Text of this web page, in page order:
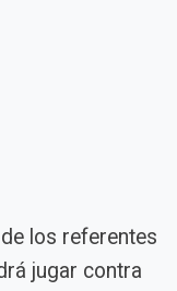
los referentes
jugar contra